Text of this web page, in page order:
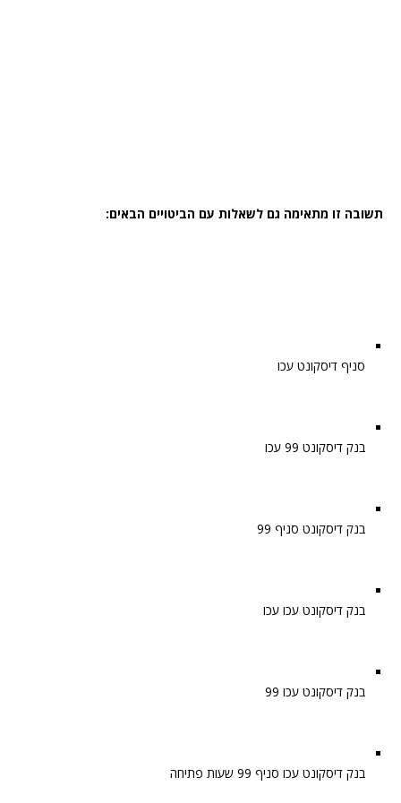
תשובה זו מתאימה גם לשאלות עם הביטויים הבאים:
סניף דיסקונט עכו
בנק דיסקונט 99 עכו
בנק דיסקונט סניף 99
בנק דיסקונט עכו עכו
בנק דיסקונט עכו 99
בנק דיסקונט עכו סניף 99 שעות פתיחה